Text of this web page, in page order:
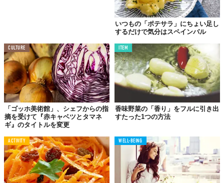
いつもの「ポテサラ」にちょい足し
するだけで気分はスペインバル
CULTURE
「ゴッホ美術館」、シェフからの指
摘を受けて『赤キャベツとタマネ
ギ』のタイトルを変更
ITEM
香味野菜の「香り」をフルに引き出
すたった1つの方法
ACTIVITY WELL-BEING